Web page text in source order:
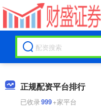
正规配资平台排行
已收录999+家平台